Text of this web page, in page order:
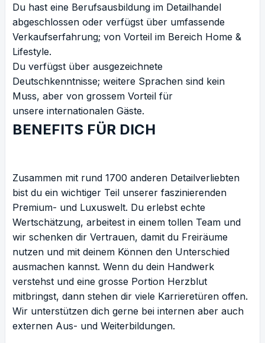
Du hast eine Berufsausbildung im Detailhandel
abgeschlossen oder verfügst über umfassende
Verkaufserfahrung; von Vorteil im Bereich Home &
Lifestyle.
Du verfügst über ausgezeichnete
Deutschkenntnisse; weitere Sprachen sind kein
Muss, aber von grossem Vorteil für
unsere internationalen Gäste.
BENEFITS FÜR DICH
Zusammen mit rund 1700 anderen Detailverliebten
bist du ein wichtiger Teil unserer faszinierenden
Premium- und Luxuswelt. Du erlebst echte
Wertschätzung, arbeitest in einem tollen Team und
wir schenken dir Vertrauen, damit du Freiräume
nutzen und mit deinem Können den Unterschied
ausmachen kannst. Wenn du dein Handwerk
verstehst und eine grosse Portion Herzblut
mitbringst, dann stehen dir viele Karrieretüren offen.
Wir unterstützen dich gerne bei internen aber auch
externen Aus- und Weiterbildungen.